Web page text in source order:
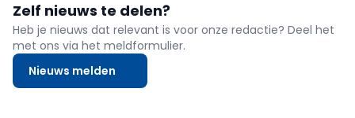
snel mogelijk in wanneer je bomen zich maar pips voelen.
Zelf nieuws te delen?
Heb je nieuws dat relevant is voor onze redactie? Deel het
met ons via het meldformulier.
Nieuws melden